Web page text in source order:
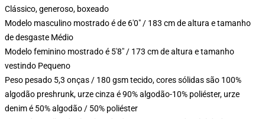
Clássico, generoso, boxeado
Modelo masculino mostrado é de 6'0" / 183 cm de altura e tamanho
de desgaste Médio
Modelo feminino mostrado é 5'8" / 173 cm de altura e tamanho
vestindo Pequeno
Peso pesado 5,3 onças / 180 gsm tecido, cores sólidas são 100%
algodão preshrunk, urze cinza é 90% algodão-10% poliéster, urze
denim é 50% algodão / 50% poliéster